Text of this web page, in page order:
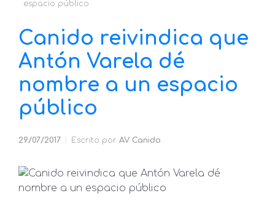
espacio público
Canido reivindica que
Antón Varela dé
nombre a un espacio
público
29/07/2017 Escrito por AV Canido